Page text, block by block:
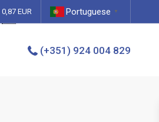
0,87 EUR Portuguese ▼
(+351) 924 004 829